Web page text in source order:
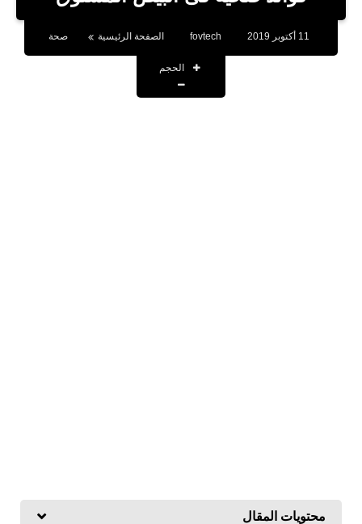
بلوجر
اخبار
العاب
fovtech الصفحة الرئيسية صحة
الحجم
محتويات المقال